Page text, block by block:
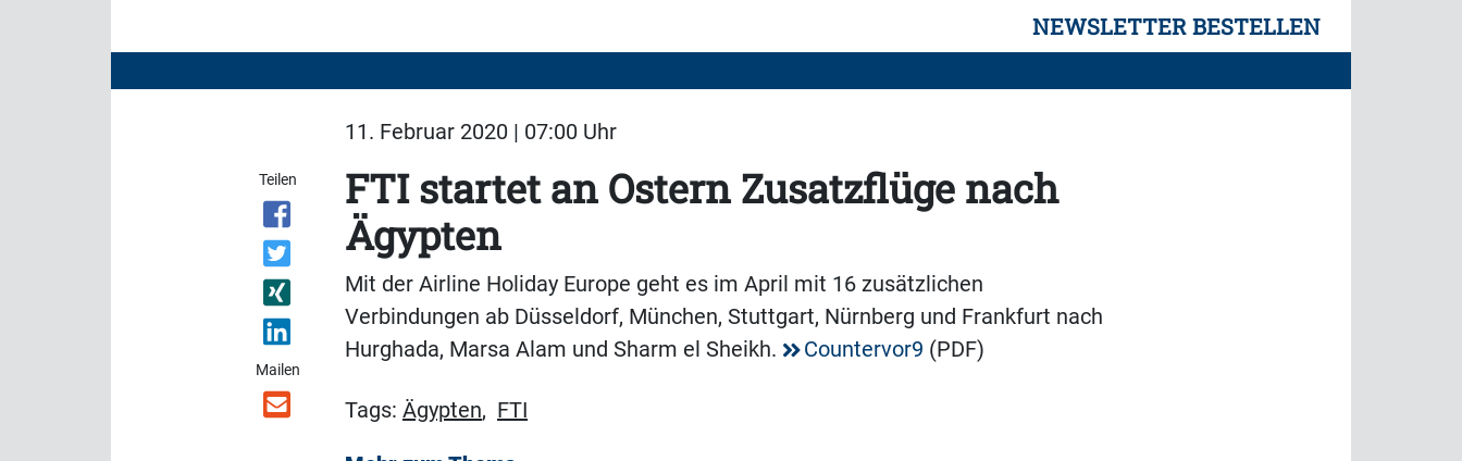
NEWSLETTER BESTELLEN
11. Februar 2020 | 07:00 Uhr
Teilen
Mailen
FTI startet an Ostern Zusatzflüge nach
Ägypten
Mit der Airline Holiday Europe geht es im April mit 16 zusätzlichen
Verbindungen ab Düsseldorf, München, Stuttgart, Nürnberg und Frankfurt nach
Hurghada, Marsa Alam und Sharm el Sheikh.
Countervor9 (PDF)
Tags: Ägypten, FTI